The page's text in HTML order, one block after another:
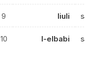
9 liuli
10 l-elbabi